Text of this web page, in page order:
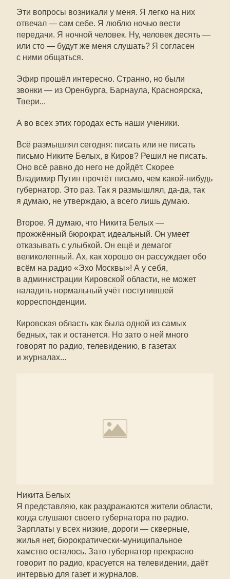
Эти вопросы возникали у меня. Я легко на них
отвечал — сам себе. Я люблю ночью вести
передачи. Я ночной человек. Ну, человек десять —
или сто — будут же меня слушать? Я согласен
с ними общаться.
Эфир прошёл интересно. Странно, но были
звонки — из Оренбурга, Барнаула, Красноярска,
Твери...
А во всех этих городах есть наши ученики.
Всё размышлял сегодня: писать или не писать
письмо Никите Белых, в Киров? Решил не писать.
Оно всё равно до него не дойдёт. Скорее
Владимир Путин прочтёт письмо, чем какой-нибудь
губернатор. Это раз. Так я размышлял, да-да, так
я думаю, не утверждаю, а всего лишь думаю.
Второе. Я думаю, что Никита Белых —
прожжённый бюрократ, идеальный. Он умеет
отказывать с улыбкой. Он ещё и демагог
великолепный. Ах, как хорошо он рассуждает обо
всём на радио «Эхо Москвы»! А у себя,
в администрации Кировской области, не может
наладить нормальный учёт поступившей
корреспонденции.
Кировская область как была одной из самых
бедных, так и останется. Но зато о ней много
говорят по радио, телевидению, в газетах
и журналах...
Никита Белых
Я представляю, как раздражаются жители области,
когда слушают своего губернатора по радио.
Зарплаты у всех низкие, дороги — скверные,
жилья нет, бюрократически-муниципальное
хамство осталось. Зато губернатор прекрасно
говорит по радио, красуется на телевидении, даёт
интервью для газет и журналов.